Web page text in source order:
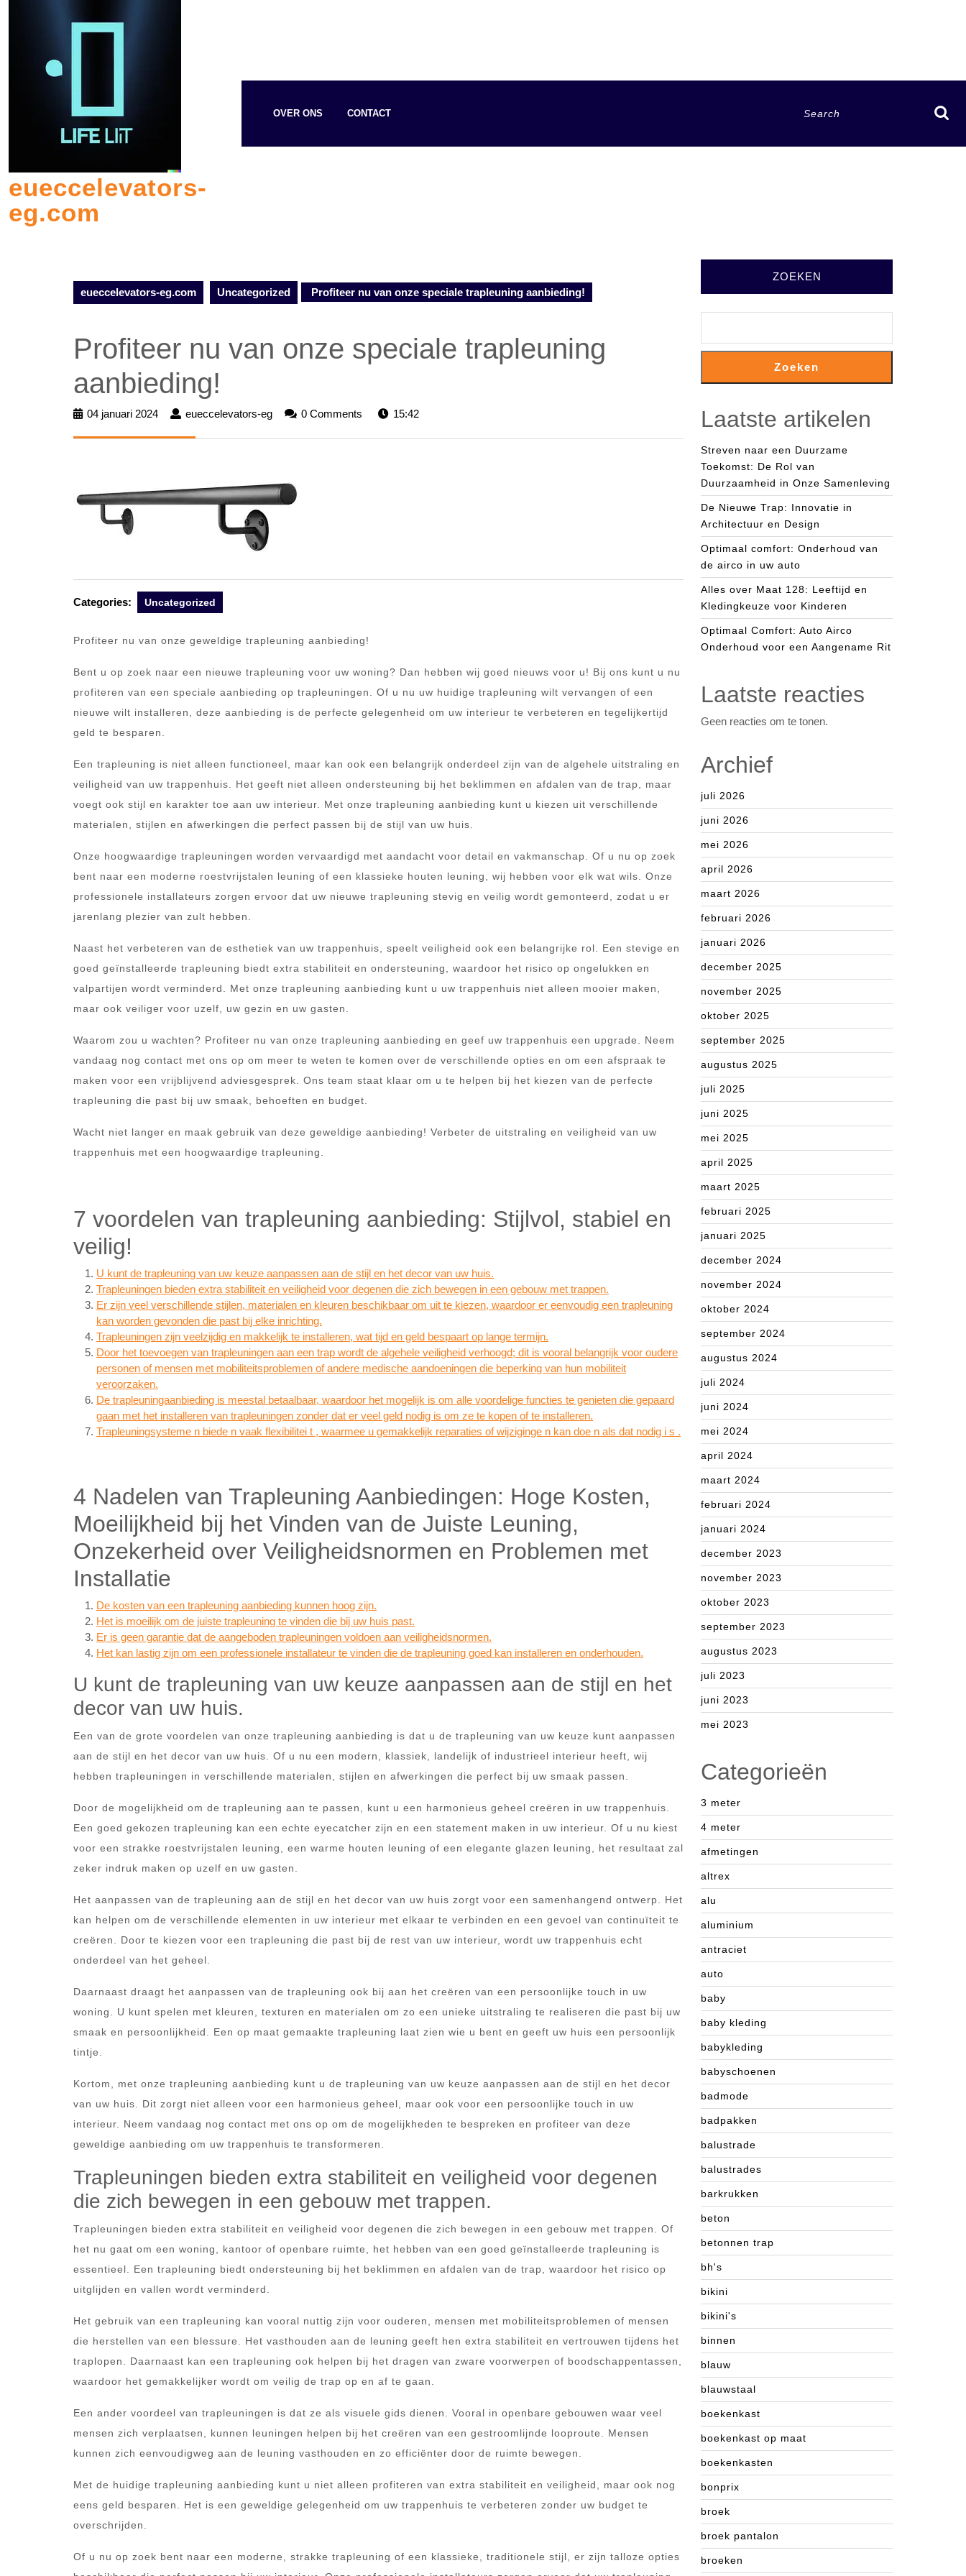
eueccelevators-
eg.com
OVER ONS CONTACT
eueccelevators-eg.com Uncategorized Profiteer nu van onze speciale trapleuning aanbieding!
Profiteer nu van onze speciale trapleuning
aanbieding!
04 januari 2024
04
eueccelevators-eg
eueccelevators-
0 Comments 15:42
Categories: Uncategorized
Profiteer nu van onze geweldige trapleuning aanbieding!
Bent u op zoek naar een nieuwe trapleuning voor uw woning? Dan hebben wij goed nieuws voor u! Bij ons kunt u nu
profiteren van een speciale aanbieding op trapleuningen. Of u nu uw huidige trapleuning wilt vervangen of een
nieuwe wilt installeren, deze aanbieding is de perfecte gelegenheid om uw interieur te verbeteren en tegelijkertijd
geld te besparen.
Een trapleuning is niet alleen functioneel, maar kan ook een belangrijk onderdeel zijn van de algehele uitstraling en
veiligheid van uw trappenhuis. Het geeft niet alleen ondersteuning bij het beklimmen en afdalen van de trap, maar
voegt ook stijl en karakter toe aan uw interieur. Met onze trapleuning aanbieding kunt u kiezen uit verschillende
materialen, stijlen en afwerkingen die perfect passen bij de stijl van uw huis.
Onze hoogwaardige trapleuningen worden vervaardigd met aandacht voor detail en vakmanschap. Of u nu op zoek
bent naar een moderne roestvrijstalen leuning of een klassieke houten leuning, wij hebben voor elk wat wils. Onze
professionele installateurs zorgen ervoor dat uw nieuwe trapleuning stevig en veilig wordt gemonteerd, zodat u er
jarenlang plezier van zult hebben.
Naast het verbeteren van de esthetiek van uw trappenhuis, speelt veiligheid ook een belangrijke rol. Een stevige en
goed geïnstalleerde trapleuning biedt extra stabiliteit en ondersteuning, waardoor het risico op ongelukken en
valpartijen wordt verminderd. Met onze trapleuning aanbieding kunt u uw trappenhuis niet alleen mooier maken,
maar ook veiliger voor uzelf, uw gezin en uw gasten.
Waarom zou u wachten? Profiteer nu van onze trapleuning aanbieding en geef uw trappenhuis een upgrade. Neem
vandaag nog contact met ons op om meer te weten te komen over de verschillende opties en om een afspraak te
maken voor een vrijblijvend adviesgesprek. Ons team staat klaar om u te helpen bij het kiezen van de perfecte
trapleuning die past bij uw smaak, behoeften en budget.
Wacht niet langer en maak gebruik van deze geweldige aanbieding! Verbeter de uitstraling en veiligheid van uw
trappenhuis met een hoogwaardige trapleuning.
7 voordelen van trapleuning aanbieding: Stijlvol, stabiel en
veilig!
U kunt de trapleuning van uw keuze aanpassen aan de stijl en het decor van uw huis.
Trapleuningen bieden extra stabiliteit en veiligheid voor degenen die zich bewegen in een gebouw met trappen.
Er zijn veel verschillende stijlen, materialen en kleuren beschikbaar om uit te kiezen, waardoor er eenvoudig een trapleuning
kan worden gevonden die past bij elke inrichting.
Trapleuningen zijn veelzijdig en makkelijk te installeren, wat tijd en geld bespaart op lange termijn.
Door het toevoegen van trapleuningen aan een trap wordt de algehele veiligheid verhoogd; dit is vooral belangrijk voor oudere
personen of mensen met mobiliteitsproblemen of andere medische aandoeningen die beperking van hun mobiliteit
veroorzaken.
De trapleuningaanbieding is meestal betaalbaar, waardoor het mogelijk is om alle voordelige functies te genieten die gepaard
gaan met het installeren van trapleuningen zonder dat er veel geld nodig is om ze te kopen of te installeren.
Trapleuningsysteme n biede n vaak flexibilitei t , waarmee u gemakkelijk reparaties of wijziginge n kan doe n als dat nodig i s .
4 Nadelen van Trapleuning Aanbiedingen: Hoge Kosten,
Moeilijkheid bij het Vinden van de Juiste Leuning,
Onzekerheid over Veiligheidsnormen en Problemen met
Installatie
De kosten van een trapleuning aanbieding kunnen hoog zijn.
Het is moeilijk om de juiste trapleuning te vinden die bij uw huis past.
Er is geen garantie dat de aangeboden trapleuningen voldoen aan veiligheidsnormen.
Het kan lastig zijn om een professionele installateur te vinden die de trapleuning goed kan installeren en onderhouden.
U kunt de trapleuning van uw keuze aanpassen aan de stijl en het
decor van uw huis.
Een van de grote voordelen van onze trapleuning aanbieding is dat u de trapleuning van uw keuze kunt aanpassen
aan de stijl en het decor van uw huis. Of u nu een modern, klassiek, landelijk of industrieel interieur heeft, wij
hebben trapleuningen in verschillende materialen, stijlen en afwerkingen die perfect bij uw smaak passen.
Door de mogelijkheid om de trapleuning aan te passen, kunt u een harmonieus geheel creëren in uw trappenhuis.
Een goed gekozen trapleuning kan een echte eyecatcher zijn en een statement maken in uw interieur. Of u nu kiest
voor een strakke roestvrijstalen leuning, een warme houten leuning of een elegante glazen leuning, het resultaat zal
zeker indruk maken op uzelf en uw gasten.
Het aanpassen van de trapleuning aan de stijl en het decor van uw huis zorgt voor een samenhangend ontwerp. Het
kan helpen om de verschillende elementen in uw interieur met elkaar te verbinden en een gevoel van continuïteit te
creëren. Door te kiezen voor een trapleuning die past bij de rest van uw interieur, wordt uw trappenhuis echt
onderdeel van het geheel.
Daarnaast draagt het aanpassen van de trapleuning ook bij aan het creëren van een persoonlijke touch in uw
woning. U kunt spelen met kleuren, texturen en materialen om zo een unieke uitstraling te realiseren die past bij uw
smaak en persoonlijkheid. Een op maat gemaakte trapleuning laat zien wie u bent en geeft uw huis een persoonlijk
tintje.
Kortom, met onze trapleuning aanbieding kunt u de trapleuning van uw keuze aanpassen aan de stijl en het decor
van uw huis. Dit zorgt niet alleen voor een harmonieus geheel, maar ook voor een persoonlijke touch in uw
interieur. Neem vandaag nog contact met ons op om de mogelijkheden te bespreken en profiteer van deze
geweldige aanbieding om uw trappenhuis te transformeren.
Trapleuningen bieden extra stabiliteit en veiligheid voor degenen
die zich bewegen in een gebouw met trappen.
Trapleuningen bieden extra stabiliteit en veiligheid voor degenen die zich bewegen in een gebouw met trappen. Of
het nu gaat om een woning, kantoor of openbare ruimte, het hebben van een goed geïnstalleerde trapleuning is
essentieel. Een trapleuning biedt ondersteuning bij het beklimmen en afdalen van de trap, waardoor het risico op
uitglijden en vallen wordt verminderd.
Het gebruik van een trapleuning kan vooral nuttig zijn voor ouderen, mensen met mobiliteitsproblemen of mensen
die herstellen van een blessure. Het vasthouden aan de leuning geeft hen extra stabiliteit en vertrouwen tijdens het
traplopen. Daarnaast kan een trapleuning ook helpen bij het dragen van zware voorwerpen of boodschappentassen,
waardoor het gemakkelijker wordt om veilig de trap op en af te gaan.
Een ander voordeel van trapleuningen is dat ze als visuele gids dienen. Vooral in openbare gebouwen waar veel
mensen zich verplaatsen, kunnen leuningen helpen bij het creëren van een gestroomlijnde looproute. Mensen
kunnen zich eenvoudigweg aan de leuning vasthouden en zo efficiënter door de ruimte bewegen.
Met de huidige trapleuning aanbieding kunt u niet alleen profiteren van extra stabiliteit en veiligheid, maar ook nog
eens geld besparen. Het is een geweldige gelegenheid om uw trappenhuis te verbeteren zonder uw budget te
overschrijden.
Of u nu op zoek bent naar een moderne, strakke trapleuning of een klassieke, traditionele stijl, er zijn talloze opties
ZOEKEN
Zoeken
Laatste artikelen
Streven naar een Duurzame
Toekomst: De Rol van
Duurzaamheid in Onze Samenleving
De Nieuwe Trap: Innovatie in
Architectuur en Design
Optimaal comfort: Onderhoud van
de airco in uw auto
Alles over Maat 128: Leeftijd en
Kledingkeuze voor Kinderen
Optimaal Comfort: Auto Airco
Onderhoud voor een Aangename Rit
Laatste reacties
Geen reacties om te tonen.
Archief
juli 2026
juni 2026
mei 2026
april 2026
maart 2026
februari 2026
januari 2026
december 2025
november 2025
oktober 2025
september 2025
augustus 2025
juli 2025
juni 2025
mei 2025
april 2025
maart 2025
februari 2025
januari 2025
december 2024
november 2024
oktober 2024
september 2024
augustus 2024
juli 2024
juni 2024
mei 2024
april 2024
maart 2024
februari 2024
januari 2024
december 2023
november 2023
oktober 2023
september 2023
augustus 2023
juli 2023
juni 2023
mei 2023
Categorieën
3 meter
4 meter
afmetingen
altrex
alu
aluminium
antraciet
auto
baby
baby kleding
babykleding
babyschoenen
badmode
badpakken
balustrade
balustrades
barkrukken
beton
betonnen trap
bh's
bikini
bikini's
binnen
blauw
blauwstaal
boekenkast
boekenkast op maat
boekenkasten
bonprix
broek
broek pantalon
broeken